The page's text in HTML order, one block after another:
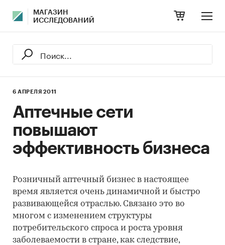
МАГАЗИН
ИССЛЕДОВАНИЙ
6 АПРЕЛЯ 2011
Аптечные сети
повышают
эффективность бизнеса
Розничный аптечный бизнес в настоящее
время является очень динамичной и быстро
развивающейся отраслью. Связано это во
многом с изменением структуры
потребительского спроса и роста уровня
заболеваемости в стране, как следствие,